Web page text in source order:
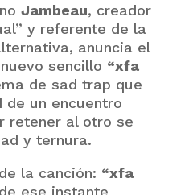
Jambeau, creador
y referente de la
anuncia el
sencillo “xfa
de sad trap que
un encuentro
retener al otro se
y ternura.
la canción: “xfa
ese instante